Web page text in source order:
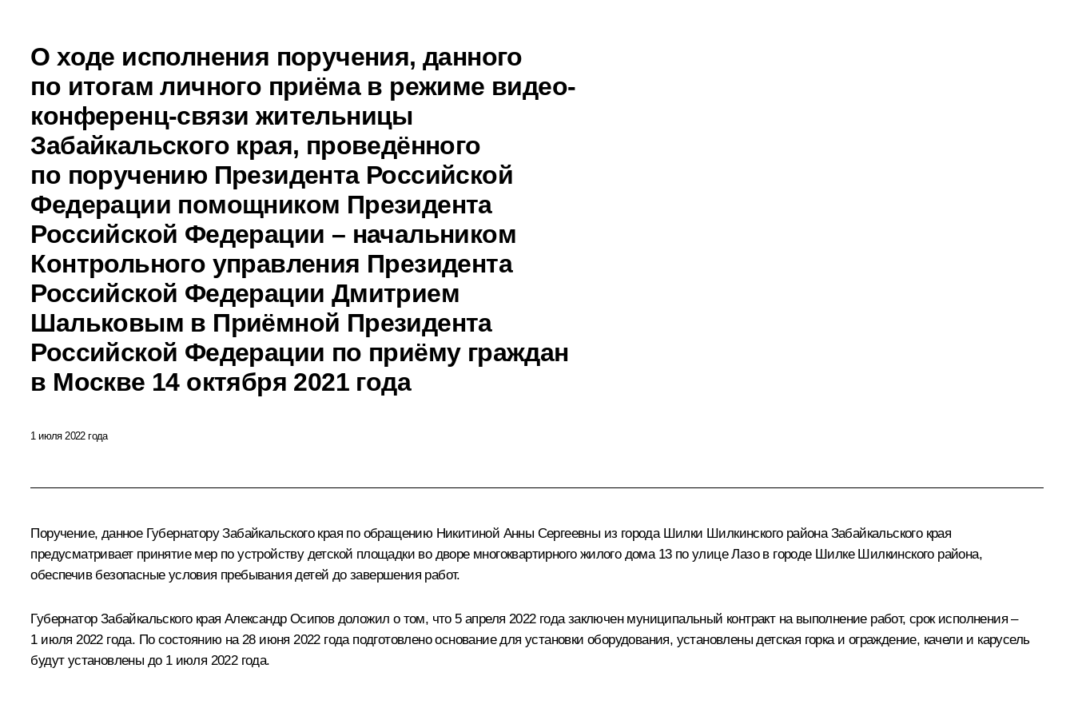
О ходе исполнения поручения, данного
по итогам личного приёма в режиме видео-
конференц-связи жительницы
Забайкальского края, проведённого
по поручению Президента Российской
Федерации помощником Президента
Российской Федерации – начальником
Контрольного управления Президента
Российской Федерации Дмитрием
Шальковым в Приёмной Президента
Российской Федерации по приёму граждан
в Москве 14 октября 2021 года
1 июля 2022 года
Поручение, данное Губернатору Забайкальского края по обращению Никитиной Анны Сергеевны из города Шилки Шилкинского района Забайкальского края
предусматривает принятие мер по устройству детской площадки во дворе многоквартирного жилого дома 13 по улице Лазо в городе Шилке Шилкинского района,
обеспечив безопасные условия пребывания детей до завершения работ.
Губернатор Забайкальского края Александр Осипов доложил о том, что 5 апреля 2022 года заключен муниципальный контракт на выполнение работ, срок исполнения –
1 июля 2022 года. По состоянию на 28 июня 2022 года подготовлено основание для установки оборудования, установлены детская горка и ограждение, качели и карусель
будут установлены до 1 июля 2022 года.